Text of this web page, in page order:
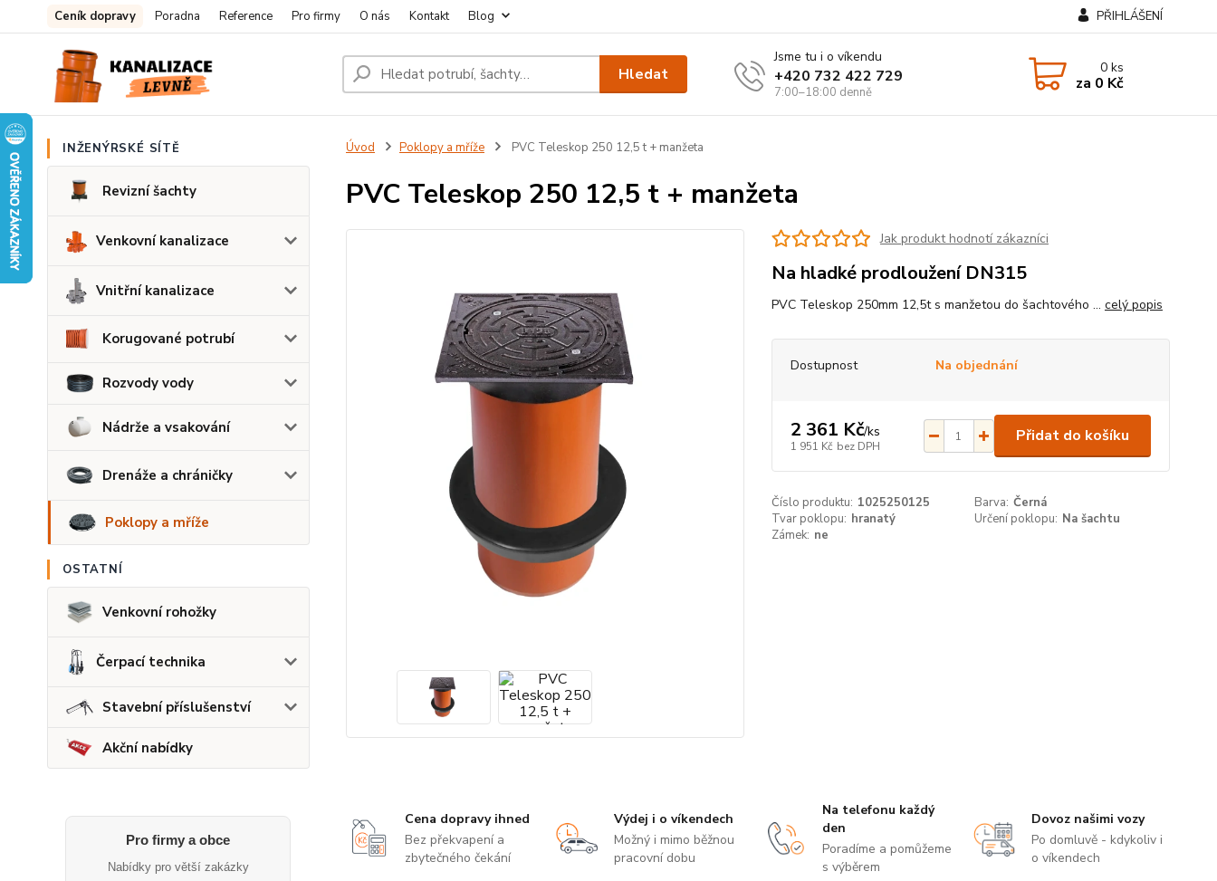
Ceník dopravy Poradna Reference Pro firmy O nás Kontakt Blog PŘIHLÁŠENÍ
Hledat
Jsme tu i o víkendu
+420 732 422 729
7:00–18:00 denně
0ks
za 0 Kč
INŽENÝRSKÉ SÍTĚ
Revizní šachty
Venkovní kanalizace
Vnitřní kanalizace
Korugované potrubí
Rozvody vody
Nádrže a vsakování
Drenáže a chráničky
Poklopy a mříže
OSTATNÍ
Venkovní rohožky
Čerpací technika
Stavební příslušenství
Akční nabídky
Pro firmy a obce
Nabídky pro větší zakázky
Úvod Poklopy a mříže PVC Teleskop 250 12,5 t + manžeta
PVC Teleskop 250 12,5 t + manžeta
Jak produkt hodnotí zákazníci
Na hladké prodloužení DN315
PVC Teleskop 250mm 12,5t s manžetou do šachtového ... celý popis
Dostupnost Na objednání
2 361 Kč/ks
1 951 Kč bez DPH
Přidat do košíku
Číslo produktu: 1025250125 Barva: Černá
Tvar poklopu: hranatý Určení poklopu: Na šachtu
Zámek: ne
Cena dopravy ihned
Bez překvapení a
zbytečného čekání
Výdej i o víkendech
Možný i mimo běžnou
pracovní dobu
Na telefonu každý
den
Poradíme a pomůžeme
s výběrem
Dovoz našimi vozy
Po domluvě - kdykoliv i
o víkendech